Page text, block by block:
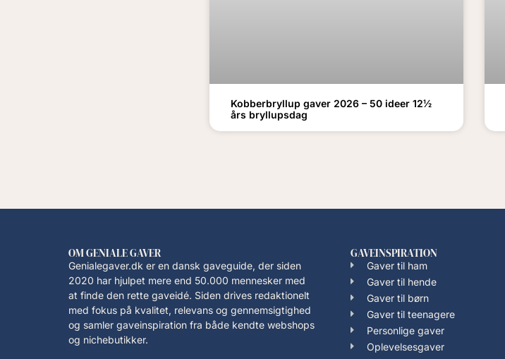
Kobberbryllup gaver 2026 – 50 ideer 12½
års bryllupsdag
OM GENIALE GAVER
Genialegaver.dk er en dansk gaveguide, der siden
2020 har hjulpet mere end 50.000 mennesker med
at finde den rette gaveidé. Siden drives redaktionelt
med fokus på kvalitet, relevans og gennemsigtighed
og samler gaveinspiration fra både kendte webshops
og nichebutikker.
GAVEINSPIRATION
Gaver til ham
Gaver til hende
Gaver til børn
Gaver til teenagere
Personlige gaver
Oplevelsesgaver